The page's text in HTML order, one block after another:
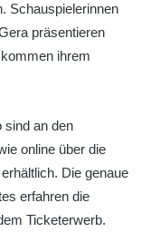
Schauspielerinnen
präsentieren
ihrem
sind an den
online über die
Die genaue
erfahren die
Ticketerwerb.